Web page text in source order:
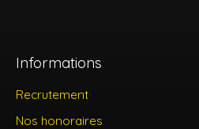
Informations
Recrutement
Nos honoraires